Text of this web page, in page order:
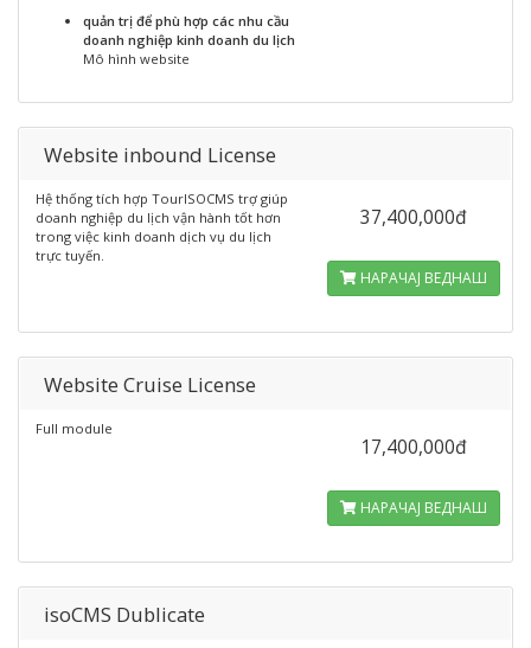
quản trị để phù hợp các nhu cầu
doanh nghiệp kinh doanh du lịch
Mô hình website
Website inbound License
Hệ thống tích hợp TourISOCMS trợ giúp
doanh nghiệp du lịch vận hành tốt hơn
trong việc kinh doanh dịch vụ du lịch
trực tuyến.
37,400,000đ
НАРАЧАЈ ВЕДНАШ
Website Cruise License
Full module
17,400,000đ
НАРАЧАЈ ВЕДНАШ
isoCMS Dublicate